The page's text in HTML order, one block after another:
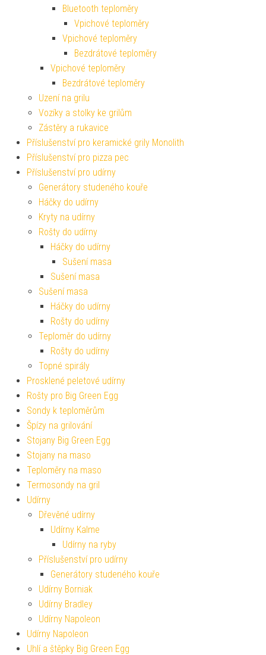
Bluetooth teploměry
Vpichové teploměry
Vpichové teploměry
Bezdrátové teploměry
Vpichové teploměry
Bezdrátové teploměry
Uzení na grilu
Vozíky a stolky ke grilům
Zástěry a rukavice
Příslušenství pro keramické grily Monolith
Příslušenství pro pizza pec
Příslušenství pro udírny
Generátory studeného kouře
Háčky do udírny
Kryty na udírny
Rošty do udírny
Háčky do udírny
Sušení masa
Sušení masa
Sušení masa
Háčky do udírny
Rošty do udírny
Teploměr do udírny
Rošty do udírny
Topné spirály
Prosklené peletové udírny
Rošty pro Big Green Egg
Sondy k teploměrům
Špízy na grilování
Stojany Big Green Egg
Stojany na maso
Teploměry na maso
Termosondy na gril
Udírny
Dřevěné udírny
Udírny Kalme
Udírny na ryby
Příslušenství pro udírny
Generátory studeného kouře
Udírny Borniak
Udírny Bradley
Udírny Napoleon
Udírny Napoleon
Uhlí a štěpky Big Green Egg